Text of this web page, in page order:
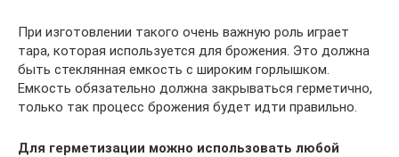
При изготовлении такого очень важную роль играет
тара, которая используется для брожения. Это должна
быть стеклянная емкость с широким горлышком.
Емкость обязательно должна закрываться герметично,
только так процесс брожения будет идти правильно.
Для герметизации можно использовать любой